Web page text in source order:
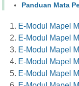
Panduan Mata
E-Modul Mapel
E-Modul Mapel
E-Modul Mapel
E-Modul Mapel
E-Modul Mapel